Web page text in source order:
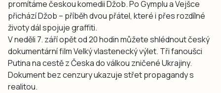
promítáme českou komedii Džob. Po Gymplu a Vejšce
přichází Džob – příběh dvou přátel, které i přes rozdílné
životy dál spojuje graffiti.
V neděli 7. září opět od 20 hodin můžete shlédnout český
dokumentární film Velký vlastenecký výlet. Tři fanoušci
Putina na cestě z Česka do válkou zničené Ukrajiny.
Dokument bez cenzury ukazuje střet propagandy s
realitou.